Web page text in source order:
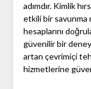
adımdır. Kimlik
etkili bir savunma
hesaplarını
güvenilir bir
artan çevrimiçi
hizmetlerine